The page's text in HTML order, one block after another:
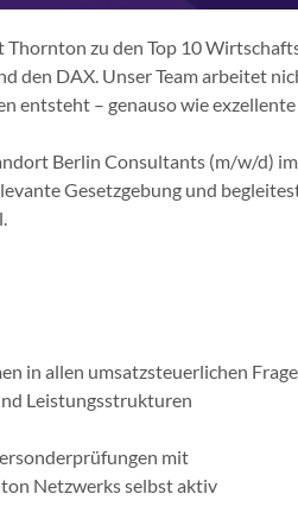
zu den Top 10
DAX. Unser Team arbeitet
entsteht – genauso wie
Berlin Consultants (m/w/d)
Gesetzgebung und
allen umsatzsteuerlichen
Leistungsstrukturen
mit
Netzwerks selbst aktiv